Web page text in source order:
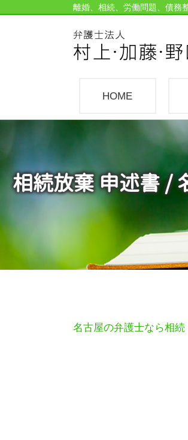
相続放棄 申述書 /
離婚、相続、労働問題、債務
HOME
名古屋の弁護士なら相